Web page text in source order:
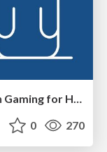
Groundhog Day: Seeking Process in Gaming for Health
0 270